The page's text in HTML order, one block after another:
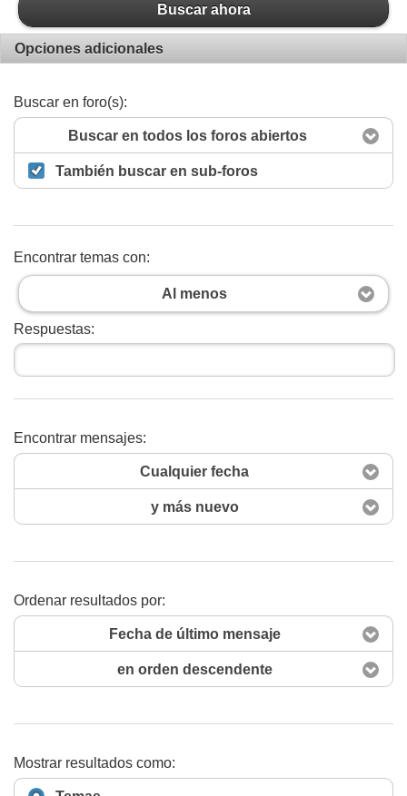
Buscar ahora
Opciones adicionales
Buscar en foro(s):
Buscar en todos los foros abiertos
También buscar en sub-foros
Encontrar temas con:
Al menos
Respuestas:
Encontrar mensajes:
Cualquier fecha
y más nuevo
Ordenar resultados por:
Fecha de último mensaje
en orden descendente
Mostrar resultados como: